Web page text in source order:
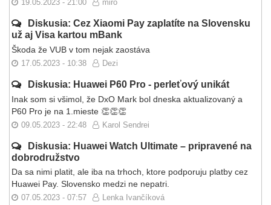
19.05.2023 - 21:00 miro
Diskusia: Cez Xiaomi Pay zaplatíte na Slovensku
už aj Visa kartou mBank
Škoda že VUB v tom nejak zaostáva
17.05.2023 - 10:38 Dezi
Diskusia: Huawei P60 Pro - perleťový unikát
Inak som si všimol, že DxO Mark bol dneska aktualizovaný a
P60 Pro je na 1.mieste 👏👏👏
09.05.2023 - 22:48 Karol Sendrei
Diskusia: Huawei Watch Ultimate – pripravené na
dobrodružstvo
Da sa nimi platit, ale iba na trhoch, ktore podporuju platby cez
Huawei Pay. Slovensko medzi ne nepatri.
07.05.2023 - 07:57 Lenka Ivančíková